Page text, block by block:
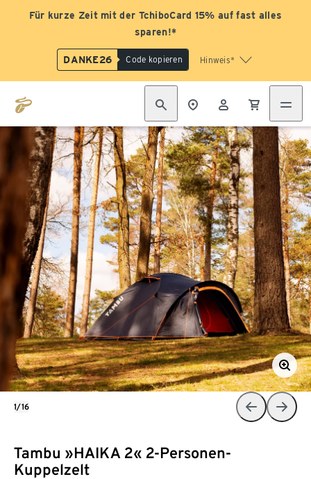
Für kurze Zeit mit der TchiboCard 15% auf fast alles
sparen!*
DANKE26 Code kopieren Hinweis*
Tambu »HAIKA 2« 2-Personen-
Kuppelzelt
1/16